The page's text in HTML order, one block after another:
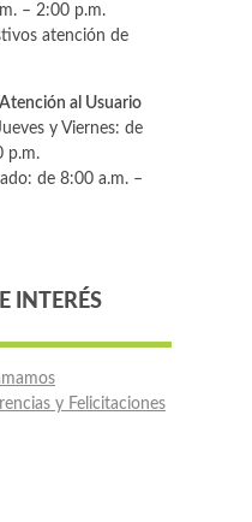
– 2:00 p.m.
atención de
al Usuario
y Viernes: de
p.m.
de 8:00 a.m. –
INTERÉS
y Felicitaciones